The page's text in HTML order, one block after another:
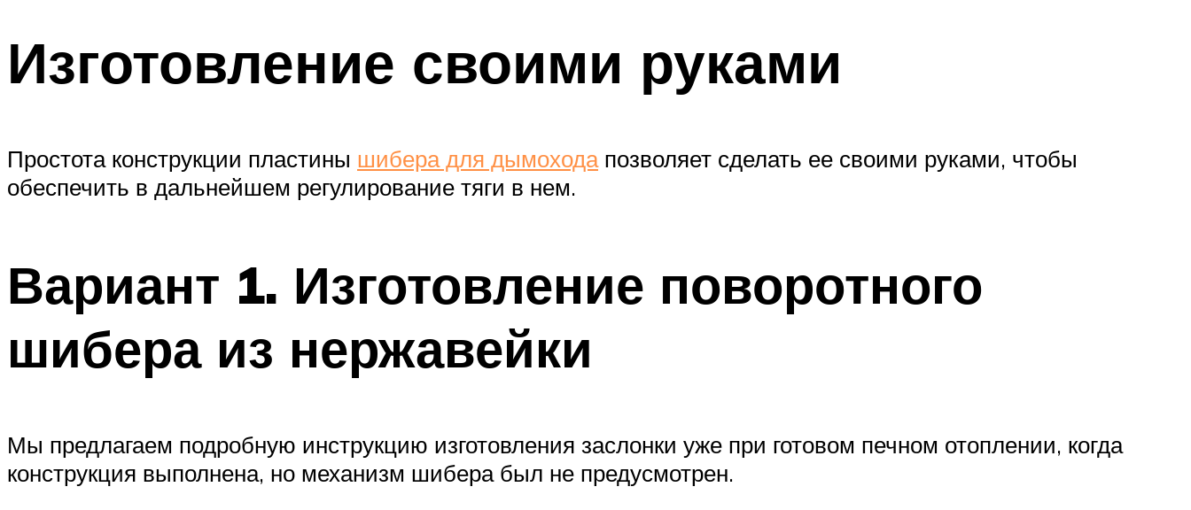
Изготовление своими руками
Простота конструкции пластины шибера для дымоходапозволяет сделать ее своими руками, чтобы
обеспечить в дальнейшем регулирование тяги в нем.
Вариант 1. Изготовление поворотного
шибера из нержавейки
Мы предлагаем подробную инструкцию изготовления заслонки уже при готовом печном отоплении, когда
конструкция выполнена, но механизм шибера был не предусмотрен.